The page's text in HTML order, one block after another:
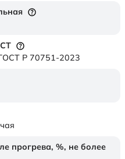
Р 70751-2023
прогрева, %, не более